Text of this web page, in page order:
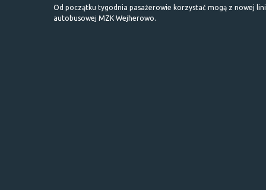
Od początku tygodnia pasażerowie korzystać mogą z nowej
autobusowej MZK Wejherowo.